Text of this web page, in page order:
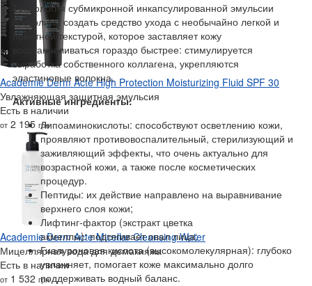
Технология субмикронной инкапсулированной эмульсии
позволила создать средство ухода с необычайно легкой и
приятной текстурой, которое заставляет кожу
восстанавливаться гораздо быстрее: стимулируется
выработка собственного коллагена, укрепляются
эластиновые волокна.
Активные ингредиенты:
Липоаминокислоты: способствуют осветлению кожи,
проявляют противовоспалительный, стерилизующий и
заживляющий эффекты, что очень актуально для
возрастной кожи, а также после косметических
процедур.
Пептиды: их действие направлено на выравнивание
верхнего слоя кожи;
Лифтинг-фактор (экстракт цветка
акмеллы): подтягивает овал лица;
Гиалуроновая кислота (высокомолекулярная): глубоко
увлажняет, помогает коже максимально долго
поддерживать водный баланс.
Academie Derm Acte High Protection Moisturizing Fluid SPF 30
Увлажняющая защитная эмульсия
Есть в наличии
от 2 195 грн
Academie Derm Acte Micellar Cleansing Water
Мицеллярная вода для демакияжа
Есть в наличии
от 1 532 грн